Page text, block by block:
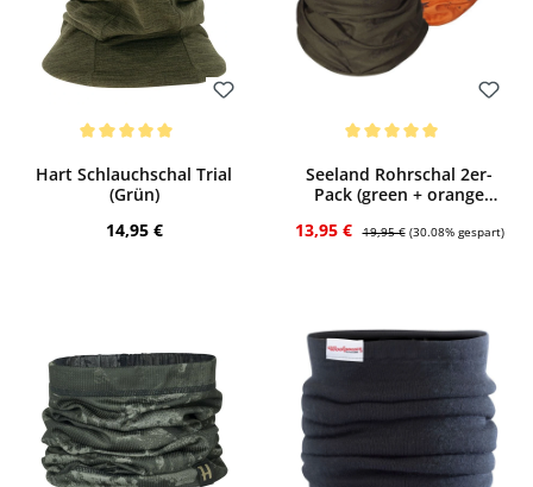
Hart Schlauchschal Trial
(Grün)
Regulärer Preis:
14,95 €
Seeland Rohrschal 2er-
Pack (green + orange
Verkaufspreis:
13,95 € Regulärer Preis:
19,95 € (30.08% gespart)